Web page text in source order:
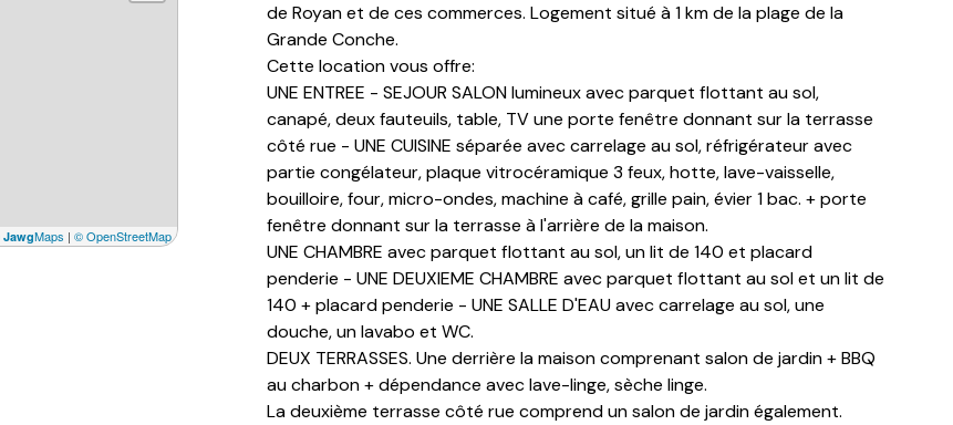
JawgMaps | © OpenStreetMap
de Royan et de ces commerces. Logement situé à 1 km de la plage de la
Grande Conche.
Cette location vous offre:
UNE ENTREE - SEJOUR SALON lumineux avec parquet flottant au sol,
canapé, deux fauteuils, table, TV une porte fenêtre donnant sur la terrasse
côté rue - UNE CUISINE séparée avec carrelage au sol, réfrigérateur avec
partie congélateur, plaque vitrocéramique 3 feux, hotte, lave-vaisselle,
bouilloire, four, micro-ondes, machine à café, grille pain, évier 1 bac. + porte
fenêtre donnant sur la terrasse à l'arrière de la maison.
UNE CHAMBRE avec parquet flottant au sol, un lit de 140 et placard
penderie - UNE DEUXIEME CHAMBRE avec parquet flottant au sol et un lit de
140 + placard penderie - UNE SALLE D'EAU avec carrelage au sol, une
douche, un lavabo et WC.
DEUX TERRASSES. Une derrière la maison comprenant salon de jardin + BBQ
au charbon + dépendance avec lave-linge, sèche linge.
La deuxième terrasse côté rue comprend un salon de jardin également.